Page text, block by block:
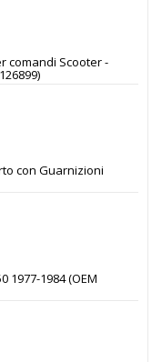
comandi Scooter -
con Guarnizioni
1977-1984 (OEM